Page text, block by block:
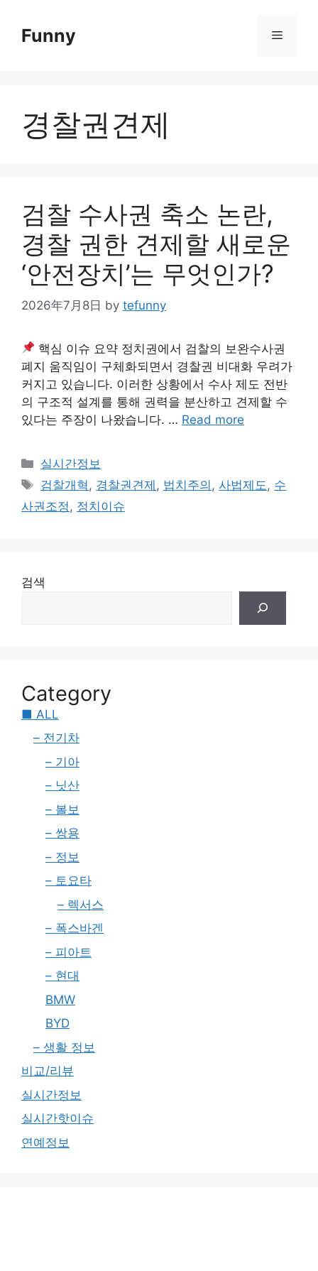
contentFunny Menu
경찰권견제
검찰 수사권 축소 논란,
경찰 권한 견제할 새로운
‘안전장치’는 무엇인가?
2026年7月8日 by tefunny
핵심 이슈 요약 정치권에서 검찰의 보완수사권
폐지 움직임이 구체화되면서 경찰권 비대화 우려가
커지고 있습니다. 이러한 상황에서 수사 제도 전반
의 구조적 설계를 통해 권력을 분산하고 견제할 수
있다는 주장이 나왔습니다. … Read more
Categories
실시간정보
Tags
검찰개혁 , 경찰권견제 , 법치주의 ,사법제도 , 수
사권조정 , 정치이슈
검색
Category
■ ALL
– 전기차
– 기아
– 닛산
– 볼보
– 쌍용
– 정보
– 토요타
– 렉서스
– 폭스바겐
– 피아트
– 현대
BMW
BYD
– 생활 정보
비교/리뷰
실시간정보
실시간핫이슈
연예정보